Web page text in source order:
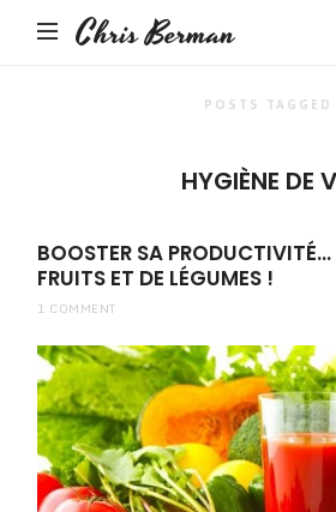
Chris Berman
POSTS TAGGED
HYGIÈNE DE
BOOSTER SA PRODUCTIVITÉ…
FRUITS ET DE LÉGUMES !
1 COMMENT